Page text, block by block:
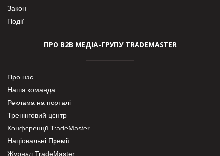
Закон
Події
ПРО В2В МЕДІА-ГРУПУ TRADEMASTER
Про нас
Наша команда
Реклама на порталі
Тренінговий центр
Конференції TradeMaster
Національні Премії
Журнал TradeMaster